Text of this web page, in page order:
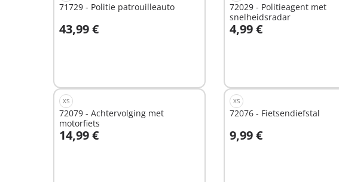
71729 - Politie patrouilleauto
43,99 €
In winkelwagen
72029 - Politieagent met
snelheidsradar
4,99 €
In winkelwagen
XS
72079 - Achtervolging met
motorfiets
14,99 €
In winkelwagen
XS
72076 - Fietsendiefstal
9,99 €
In winkelwagen